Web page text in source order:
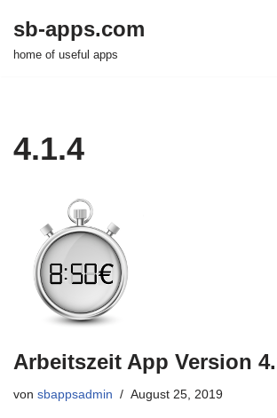
Zum
sb-apps.com
home of useful apps
4.1.4
Arbeitszeit App Version
von sbappsadmin August 25, 2019